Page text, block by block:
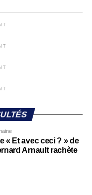
« Et avec ceci ? » de
Arnault rachète